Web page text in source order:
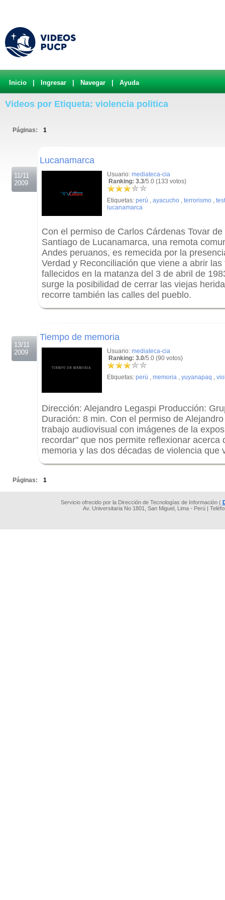
Inicio Ingresar Navegar Ayuda
Videos por Etiqueta: violencia politica
Páginas: 1
11/11
2009
Lucanamarca
Usuario: mediateca-cia
Ranking: 3.3/5.0 (133 votos)
Etiquetas: perú , ayacucho , terrorismo ,
lucanamarca
Con el permiso de Carlos Cárdenas Tovar
Santiago de Lucanamarca, una remota
Andes peruanos, es remecida por la
Verdad y Reconciliación que viene a abrir
fallecidos en la matanza del 3 de abril de
surge la posibilidad de cerrar las viejas
recorre también las calles del pueblo.
13/11
2009
Tiempo de memoria
Usuario: mediateca-cia
Ranking: 3.0/5.0 (90 votos)
Etiquetas: perú , memoria , yuyanapaq ,
Dirección: Alejandro Legaspi Producción:
Duración: 8 min. Con el permiso de
trabajo audiovisual con imágenes de la
recordar" que nos permite reflexionar acerca
memoria y las dos décadas de violencia que
Páginas: 1
Servicio ofrecido por la Dirección de Tecnologías de Información (
Av. Universitaria No 1801, San Miguel, Lima - Perú |